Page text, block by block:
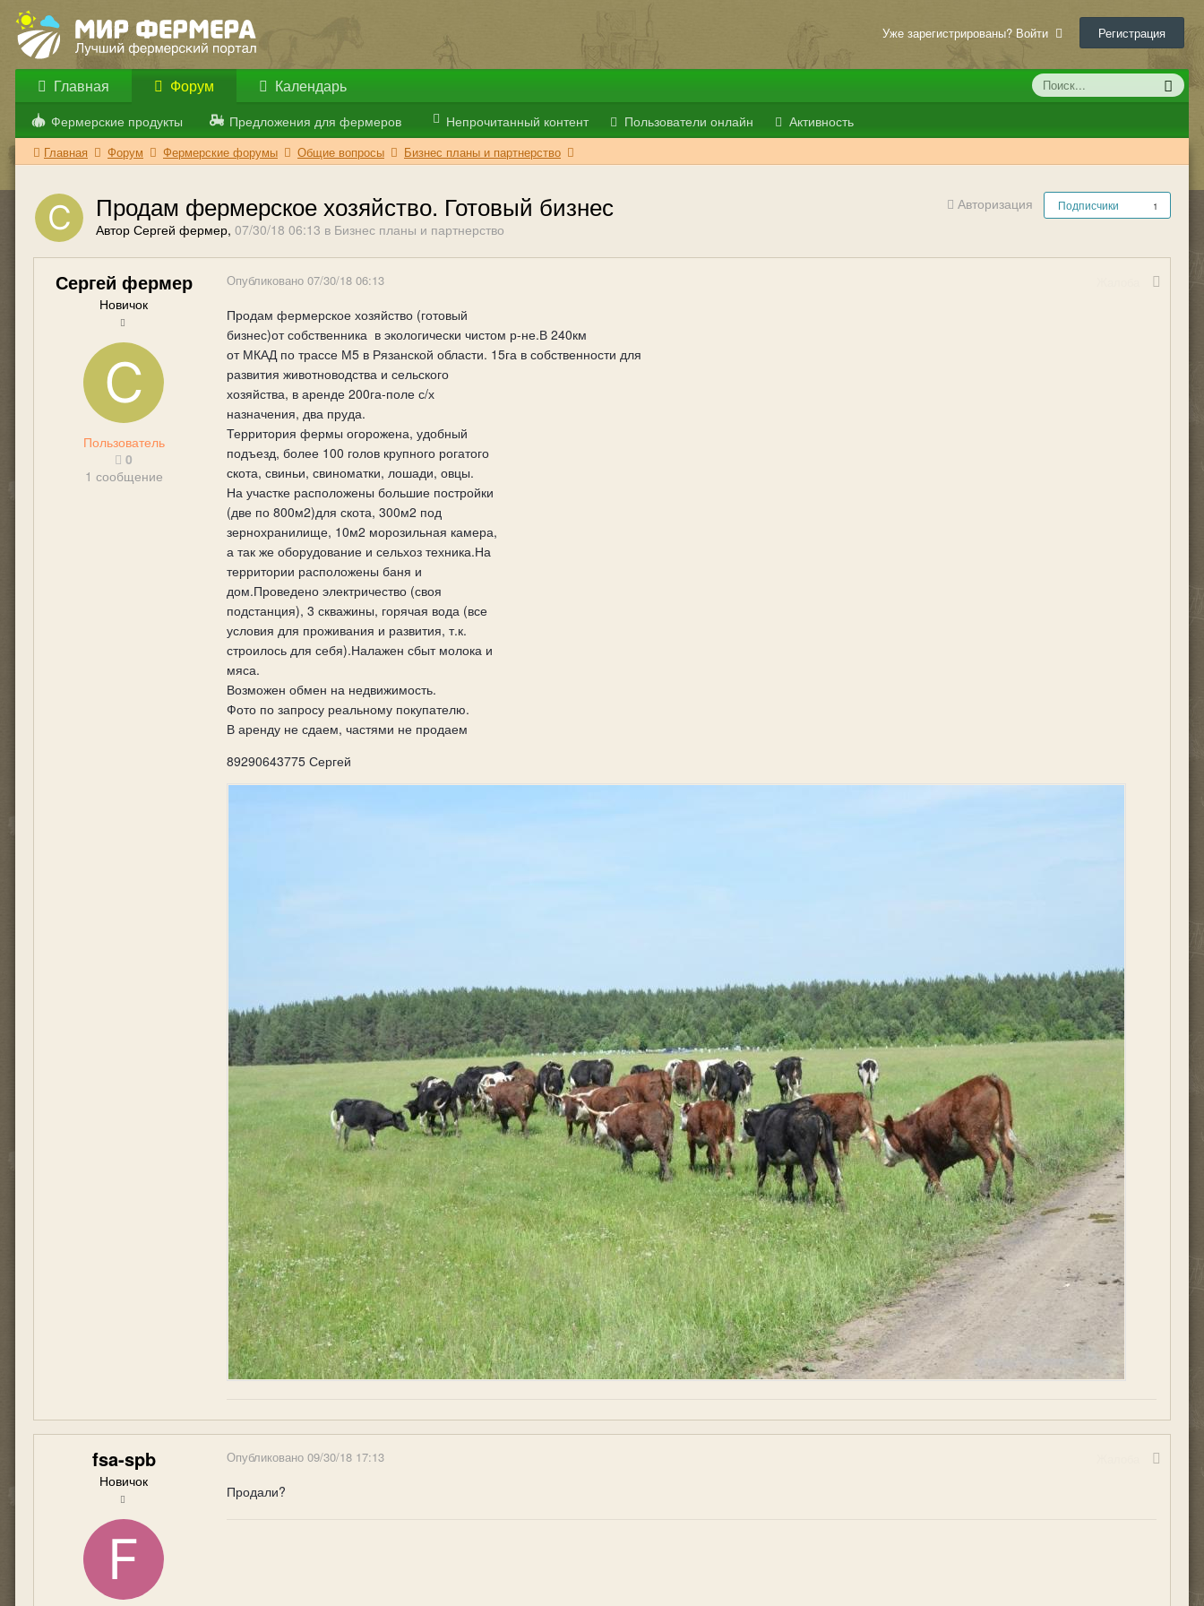
Уже зарегистрированы? Войти Регистрация
Главная Форум
Фермерские продукты Предложения для фермеров Непрочитанный контент Пользователи онлайн Активность
Календарь
Главная Форум Фермерские форумы Общие вопросы Бизнес планы и партнерство
Авторизация Подписчики 1
Продам фермерское хозяйство. Готовый бизнес
Автор Сергей фермер, 07/30/18 06:13 в Бизнес планы и партнерство
Сергей фермер
Новичок
Пользователь
0
1 сообщение
Опубликовано 07/30/18 06:13
Продам фермерское хозяйство (готовый
бизнес)от собственника в экологически чистом р-не.В 240км
от МКАД по трассе М5 в Рязанской области. 15га в собственности для
развития животноводства и сельского
хозяйства, в аренде 200га-поле с/х
назначения, два пруда.
Территория фермы огорожена, удобный
подъезд, более 100 голов крупного рогатого
скота, свиньи, свиноматки, лошади, овцы.
На участке расположены большие постройки
(две по 800м2)для скота, 300м2 под
зернохранилище, 10м2 морозильная камера,
а так же оборудование и сельхоз техника.На
территории расположены баня и
дом.Проведено электричество (своя
подстанция), 3 скважины, горячая вода (все
условия для проживания и развития, т.к.
строилось для себя).Налажен сбыт молока и
мяса.
Возможен обмен на недвижимость.
Фото по запросу реальному покупателю.
В аренду не сдаем, частями не продаем
89290643775 Сергей
fsa-spb
Новичок
Опубликовано 09/30/18 17:13
Продали?